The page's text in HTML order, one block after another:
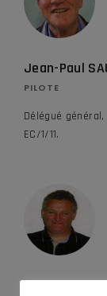
Jean-Paul
PILOTE
Délégué
EC/1/11.
Christian